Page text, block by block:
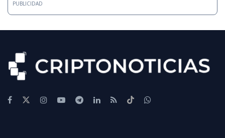
PUBLICIDAD